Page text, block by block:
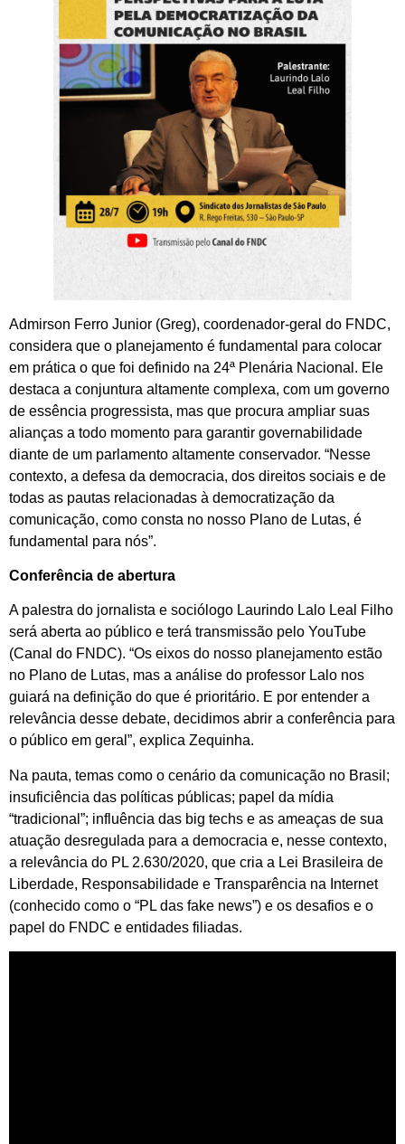
Admirson Ferro Junior (Greg), coordenador-geral do FNDC,
considera que o planejamento é fundamental para colocar
em prática o que foi definido na 24ª Plenária Nacional. Ele
destaca a conjuntura altamente complexa, com um governo
de essência progressista, mas que procura ampliar suas
alianças a todo momento para garantir governabilidade
diante de um parlamento altamente conservador. “Nesse
contexto, a defesa da democracia, dos direitos sociais e de
todas as pautas relacionadas à democratização da
comunicação, como consta no nosso Plano de Lutas, é
fundamental para nós”.
Conferência de abertura
A palestra do jornalista e sociólogo Laurindo Lalo Leal Filho
será aberta ao público e terá transmissão pelo YouTube
(Canal do FNDC). “Os eixos do nosso planejamento estão
no Plano de Lutas, mas a análise do professor Lalo nos
guiará na definição do que é prioritário. E por entender a
relevância desse debate, decidimos abrir a conferência para
o público em geral”, explica Zequinha.
Na pauta, temas como o cenário da comunicação no Brasil;
insuficiência das políticas públicas; papel da mídia
“tradicional”; influência das big techs e as ameaças de sua
atuação desregulada para a democracia e, nesse contexto,
a relevância do PL 2.630/2020, que cria a Lei Brasileira de
Liberdade, Responsabilidade e Transparência na Internet
(conhecido como o “PL das fake news”) e os desafios e o
papel do FNDC e entidades filiadas.